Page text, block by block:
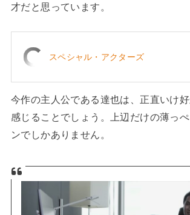
才だと思っています。
スペシャル・アクターズ
今作の主人公である達也は、正直いけ
感じることでしょう。上辺だけの薄っ
ンでしかありません。